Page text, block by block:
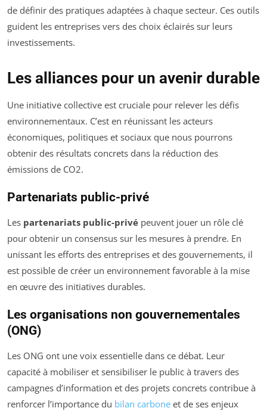
de définir des pratiques adaptées à chaque secteur. Ces outils
guident les entreprises vers des choix éclairés sur leurs
investissements.
Les alliances pour un avenir durable
Une initiative collective est cruciale pour relever les défis
environnementaux. C’est en réunissant les acteurs
économiques, politiques et sociaux que nous pourrons
obtenir des résultats concrets dans la réduction des
émissions de CO2.
Partenariats public-privé
Les partenariats public-privé peuvent jouer un rôle clé
pour obtenir un consensus sur les mesures à prendre. En
unissant les efforts des entreprises et des gouvernements, il
est possible de créer un environnement favorable à la mise
en œuvre des initiatives durables.
Les organisations non gouvernementales
(ONG)
Les ONG ont une voix essentielle dans ce débat. Leur
capacité à mobiliser et sensibiliser le public à travers des
campagnes d’information et des projets concrets contribue à
renforcer l’importance du bilan carbone et de ses enjeux